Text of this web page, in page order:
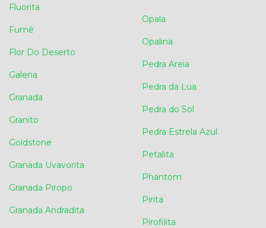
Fluorita
Fumê
Flor Do Deserto
Galena
Granada
Granito
Goldstone
Granada Uvavorita
Granada Piropo
Granada Andradita
Opala
Opalina
Pedra Areia
Pedra da Lua
Pedra do Sol
Pedra Estrela Azul
Petalita
Phantom
Pirita
Pirofilita